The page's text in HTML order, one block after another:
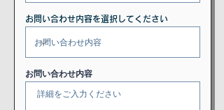
お問い合わせ内容を選択してください
お問い合わせ内容